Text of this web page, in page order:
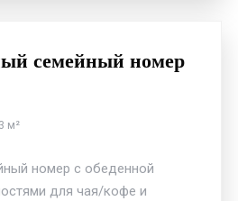
семейный номер
м²
номер с обеденной
для чая/кофе и